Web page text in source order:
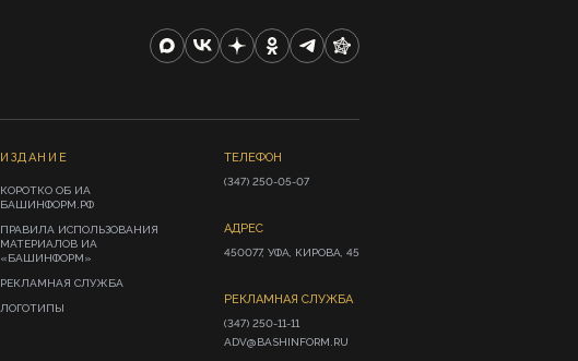
ИЗДАНИЕ
КОРОТКО ОБ ИА
БАШИНФОРМ.РФ
ПРАВИЛА ИСПОЛЬЗОВАНИЯ
МАТЕРИАЛОВ ИА
«БАШИНФОРМ»
РЕКЛАМНАЯ СЛУЖБА
ЛОГОТИПЫ
ТЕЛЕФОН
(347) 250-05-07
АДРЕС
450077, УФА, КИРОВА, 45
РЕКЛАМНАЯ СЛУЖБА
(347) 250-11-11
ADV@BASHINFORM.RU